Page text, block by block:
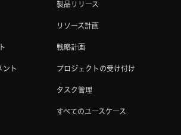
ント
製品リリース
リソース計画
戦略計画
プロジェクトの受け付け
タスク管理
すべてのユースケース